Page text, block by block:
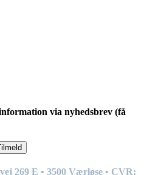
via nyhedsbrev (få
269 E • 3500 Værløse • CVR: